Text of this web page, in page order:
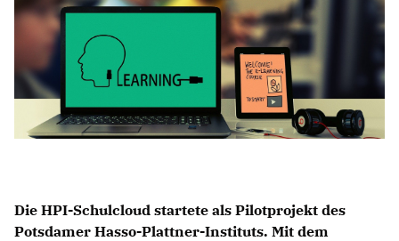
CDU Brandenburg
CDU Potsdam
Die HPI-Schulcloud startete als Pilotprojekt des
Potsdamer Hasso-Plattner-Instituts. Mit dem